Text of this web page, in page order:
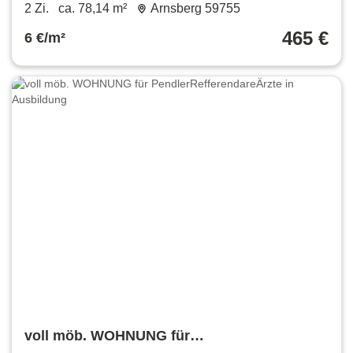
2 Zi. ca. 78,14 m² Arnsberg 59755
6 €/m² 465 €
voll möb. WOHNUNG für